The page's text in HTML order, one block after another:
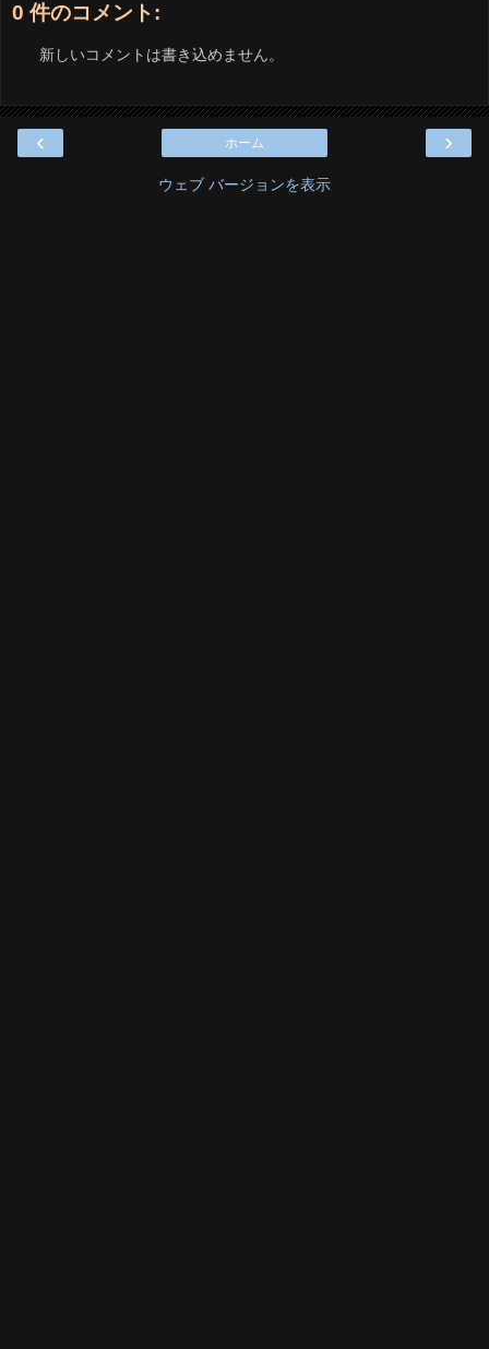
0 件のコメント:
新しいコメントは書き込めません。
‹ ›
ホーム
ウェブ バージョンを表示